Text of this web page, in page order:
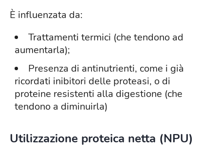
È influenzata da:
Trattamenti termici (che tendono ad
aumentarla);
Presenza di antinutrienti, come i già
ricordati inibitori delle proteasi, o di
proteine resistenti alla digestione (che
tendono a diminuirla)
Utilizzazione proteica netta (NPU)